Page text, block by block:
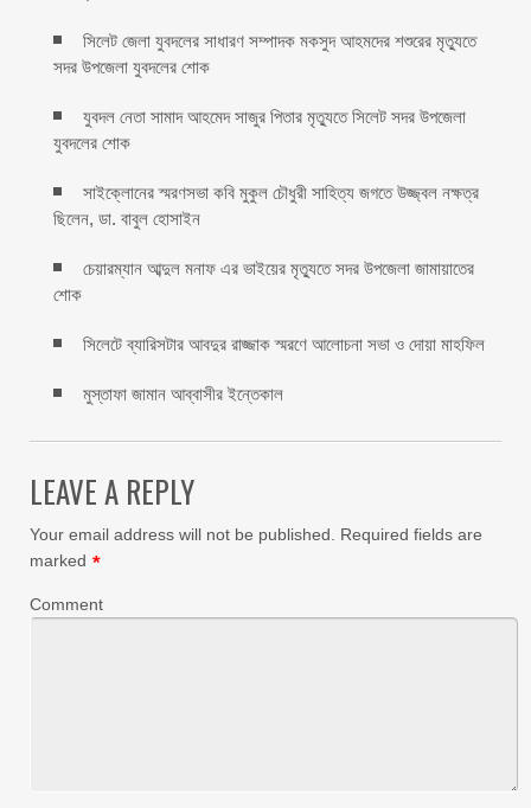
সিলেট জেলা যুবদলের সাধারণ সম্পাদক মকসুদ আহমদের শশুরের মৃত্যুতে
সদর উপজেলা যুবদলের শোক
যুবদল নেতা সামাদ আহমেদ সাজুর পিতার মৃত্যুতে সিলেট সদর উপজেলা
যুবদলের শোক
সাইক্লোনের স্মরণসভা কবি মুকুল চৌধুরী সাহিত্য জগতে উজ্জ্বল নক্ষত্র
ছিলেন, ডা. বাবুল হোসাইন
চেয়ারম্যান আব্দুল মনাফ এর ভাইয়ের মৃত্যুতে সদর উপজেলা জামায়াতের
শোক
সিলেটে ব্যারিসটার আবদুর রাজ্জাক স্মরণে আলোচনা সভা ও দোয়া মাহফিল
মুস্তাফা জামান আব্বাসীর ইন্তেকাল
LEAVE A REPLY
Your email address will not be published.
Required fields are
marked *
Comment